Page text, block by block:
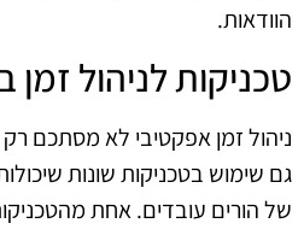
הוודאות.
טכניקות לניהול זמן
ניהול זמן אפקטיבי לא מסתכם
גם שימוש בטכניקות שונות
של הורים עובדים. אחת